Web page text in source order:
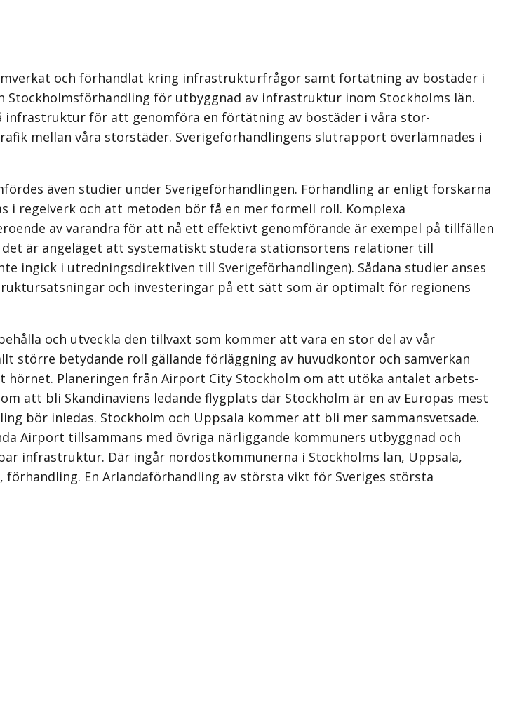
och förhandlat kring infrastrukturfrågor samt förtätning av bostäder i
för utbyggnad av infrastruktur inom Stockholms län.
infrastruktur för att genomföra en förtätning av bostäder i våra stor­
mellan våra storstäder. Sverigeförhandlingens slutrapport överlämnades i
även studier under Sverigeförhandlingen. Förhandling är enligt forskarna
i regelverk och att metoden bör få en mer formell roll. Komplexa
av varandra för att nå ett effektivt genomförande är exempel på till­fällen
är ange­läget att systematiskt studera stationsortens relationer till
ingick i utredningsdirektiven till Sverige­förhandlingen). Sådana studier anses
och investeringar på ett sätt som är optimalt för regionens
och ut­veckla den tillväxt som kommer att vara en stor del av vår
större betydande roll gällande förläggning av huvudkontor och samverkan
Planeringen från Airport City Stockholm om att utöka antalet arbets­
att bli Skandinaviens ledande flygplats där Stockholm är en av Europas mest
bör inledas. Stockholm och Uppsala kommer att bli mer sammansvetsade.
Airport tillsammans med övriga närliggande kommuners utbyggnad och
infrastruktur. Där ingår nordostkommunerna i Stockholms län, Uppsala,
En Arlandaförhand­ling av största vikt för Sveriges största